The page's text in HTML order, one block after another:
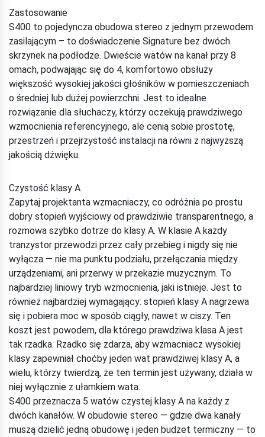
Zastosowanie
S400 to pojedyncza obudowa stereo z jednym przewodem
zasilającym – to doświadczenie Signature bez dwóch
skrzynek na podłodze. Dwieście watów na kanał przy 8
omach, podwajając się do 4, komfortowo obsłuży
większość wysokiej jakości głośników w pomieszczeniach
o średniej lub dużej powierzchni. Jest to idealne
rozwiązanie dla słuchaczy, którzy oczekują prawdziwego
wzmocnienia referencyjnego, ale cenią sobie prostotę,
przestrzeń i przejrzystość instalacji na równi z najwyższą
jakością dźwięku.
Czystość klasy A
Zapytaj projektanta wzmacniaczy, co odróżnia po prostu
dobry stopień wyjściowy od prawdziwie transparentnego, a
rozmowa szybko dotrze do klasy A. W klasie A każdy
tranzystor przewodzi przez cały przebieg i nigdy się nie
wyłącza — nie ma punktu podziału, przełączania między
urządzeniami, ani przerwy w przekazie muzycznym. To
najbardziej liniowy tryb wzmocnienia, jaki istnieje. Jest to
również najbardziej wymagający: stopień klasy A nagrzewa
się i pobiera moc w sposób ciągły, nawet w ciszy. Ten
koszt jest powodem, dla którego prawdziwa klasa A jest
tak rzadka. Rzadko się zdarza, aby wzmacniacz wysokiej
klasy zapewniał choćby jeden wat prawdziwej klasy A, a
wielu, którzy twierdzą, że ten termin jest używany, działa w
niej wyłącznie z ułamkiem wata.
S400 przeznacza 5 watów czystej klasy A na każdy z
dwóch kanałów. W obudowie stereo — gdzie dwa kanały
muszą dzielić jedną obudowę i jeden budżet termiczny — to